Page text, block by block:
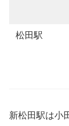
松田駅
新松田駅は小